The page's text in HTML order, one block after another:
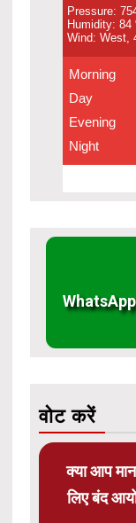
Pressure:
Humidity: 84
Wind: West,
Morning
Day
Evening
Night
WhatsApp
वोट करें
क्या आप
लिए बंद